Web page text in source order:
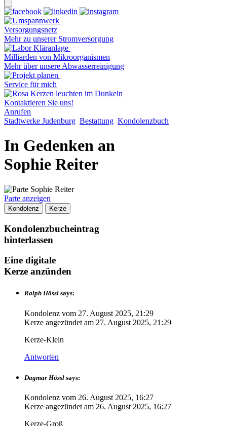
Versorgungsnetz
Mehr zu unserer Stromversorgung
Milliarden von Mikroorganismen
Mehr über unsere Abwasserreinigung
Service für mich
Kontaktieren Sie uns!
Anrufen
Stadtwerke Judenburg Bestattung Kondolenzbuch
In Gedenken an
Sophie Reiter
Parte anzeigen
Kondolenz Kerze
Kondolenzbucheintrag
hinterlassen
Eine digitale
Kerze anzünden
Ralph Hössl says:
Kondolenz vom 27. August 2025, 21:29
Kerze angezündet am 27. August 2025, 21:29
Kerze-Klein
Antworten
Dagmar Hössl says:
Kondolenz vom 26. August 2025, 16:27
Kerze angezündet am 26. August 2025, 16:27
Kerze-Groß